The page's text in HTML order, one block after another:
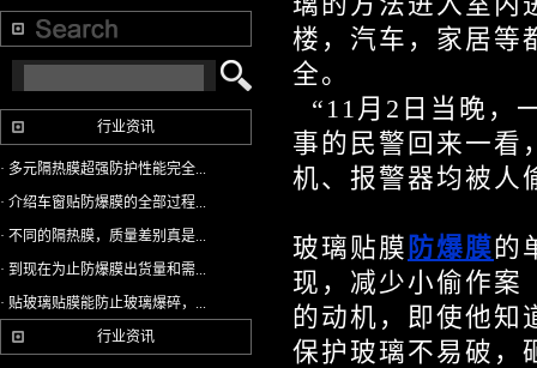
行业资讯
· 多元隔热膜超强防护性能完全...
· 介绍车窗贴防爆膜的全部过程...
· 不同的隔热膜，质量差别真是...
· 到现在为止防爆膜出货量和需...
· 贴玻璃贴膜能防止玻璃爆碎，...
行业资讯
楼，汽车，家居等
全。
“11月2日当晚，
事的民警回来一看
机、报警器均被人
玻璃贴膜 防爆膜的
现，减少小偷作案
的动机，即使他知
保护玻璃不易破，